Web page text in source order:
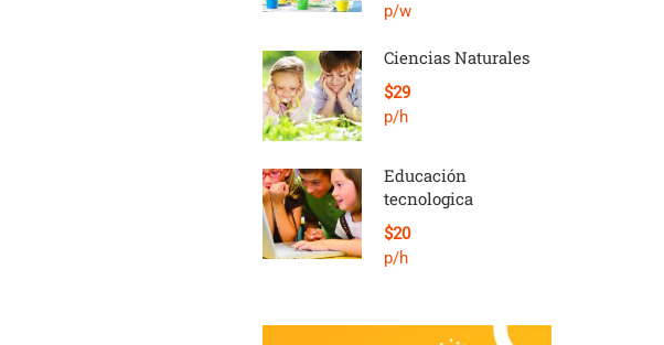
p/w
Ciencias Naturales
$29
p/h
Educación
tecnologica
$20
p/h